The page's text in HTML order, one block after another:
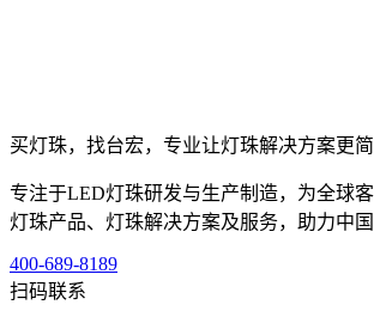
买灯珠，找台宏，专业让灯珠解决方案更简
专注于LED灯珠研发与生产制造，为全球
灯珠产品、灯珠解决方案及服务，助力中国
400-689-8189
扫码联系